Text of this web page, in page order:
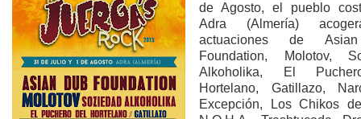
de Agosto, el pueblo
Adra (Almería)
actuaciones de
Foundation, Molotov,
Alkoholika, El
Hortelano, Gatillazo,
Excepción, Los Chikos